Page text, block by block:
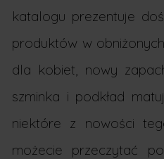
katalogu prezentuje
produktów w
dla kobiet, nowy
szminka i podkład
niektóre z nowości
możecie przeczytać
Porady